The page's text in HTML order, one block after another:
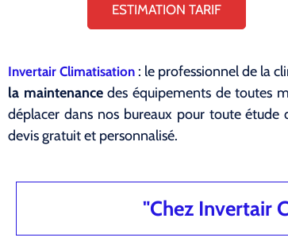
ESTIMATION TARIF
Invertair Climatisation : le professionnel de la
la maintenancedes équipements de toutes
déplacer dans nos bureaux pour toute étude
devis gratuit et personnalisé.
"Chez Invertair